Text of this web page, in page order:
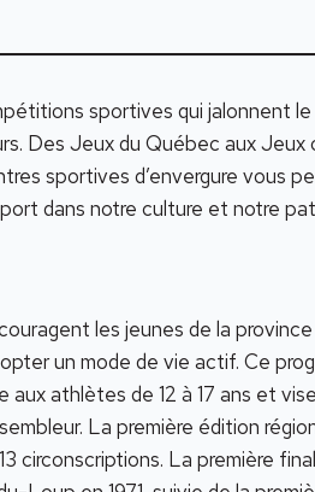
sportives qui jalonnent
Des Jeux du Québec aux
sportives d’envergure vous
dans notre culture et notre
les jeunes de la
un mode de vie actif. Ce
aux athlètes de 12 à 17 ans et
La première édition
circonscriptions. La première